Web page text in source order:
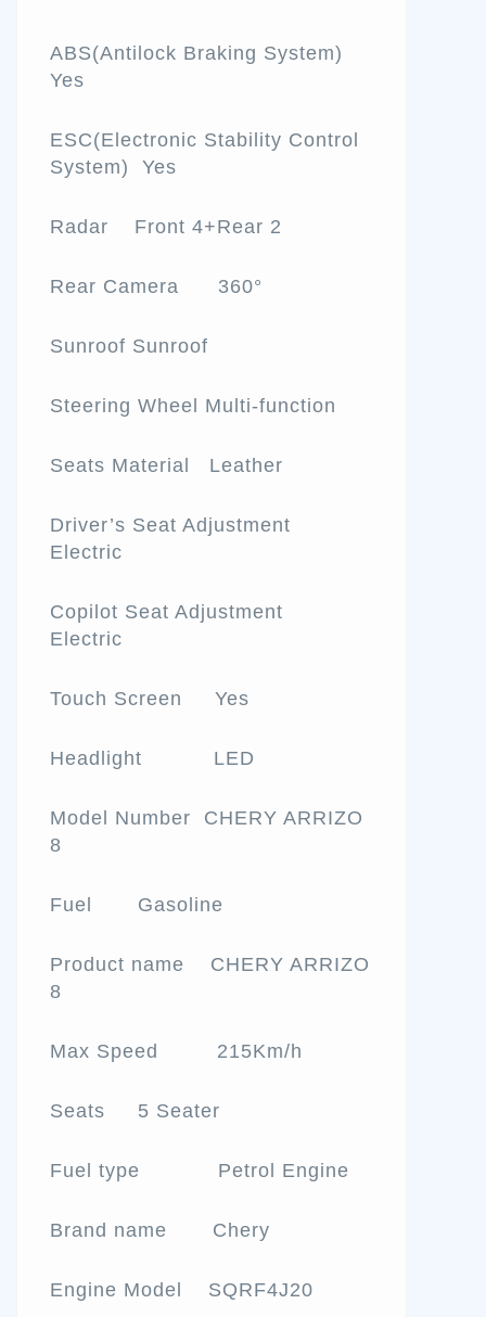
ABS(Antilock Braking System)
Yes
ESC(Electronic Stability Control
System) Yes
Radar Front 4+Rear 2
Rear Camera 360°
Sunroof Sunroof
Steering Wheel Multi-function
Seats Material Leather
Driver’s Seat Adjustment
Electric
Copilot Seat Adjustment
Electric
Touch Screen Yes
Headlight LED
Model Number CHERY ARRIZO
8
Fuel Gasoline
Product name CHERY ARRIZO
8
Max Speed 215Km/h
Seats 5 Seater
Fuel type Petrol Engine
Brand name Chery
Engine Model SQRF4J20